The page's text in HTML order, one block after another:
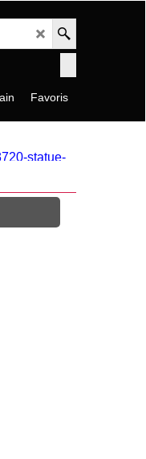
Favoris